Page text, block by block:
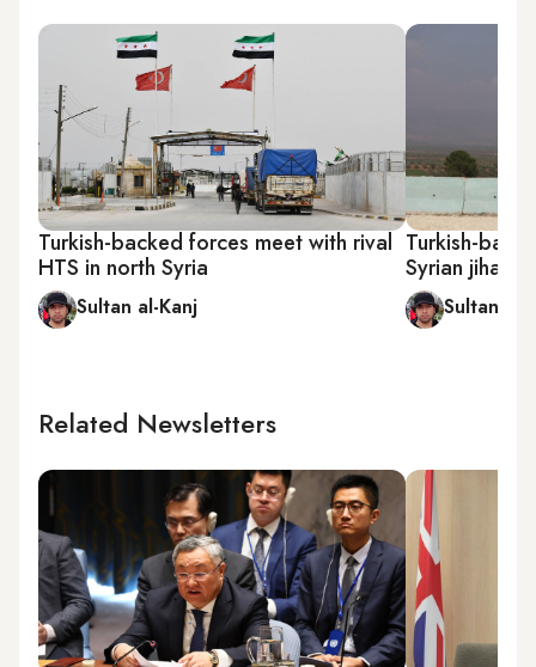
Turkish-backed forces meet with rival
HTS in north Syria
Sultan al-Kanj
Turkish-
Syrian
Sultan al-
Related Newsletters